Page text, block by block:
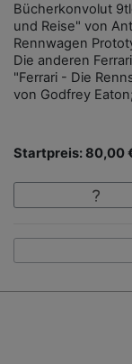
Bücherkonvolut
und Reise" von
Rennwagen
Die anderen
"Ferrari - Die
von Godfrey
Startpreis: 80,00